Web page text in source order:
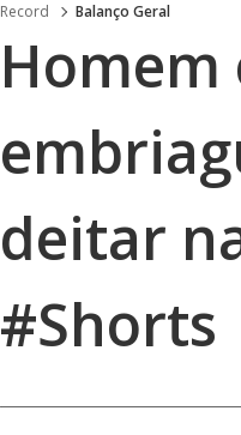
Record Balanço Geral
Homem
deitar
#Shorts